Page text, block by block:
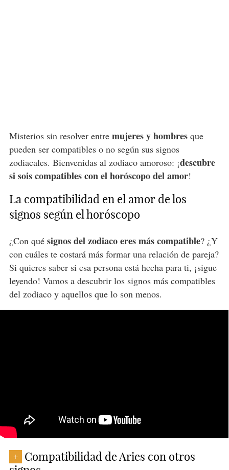
Misterios sin resolver entre mujeres y hombresque
pueden ser compatibles o no según sus signos
zodiacales. Bienvenidas al zodiaco amoroso: ¡descubre
si sois compatibles con el horóscopo del amor!
La compatibilidad en el amor de los
signos según el horóscopo
¿Con qué signos del zodiaco eres más compatible? ¿Y
con cuáles te costará más formar una relación de pareja?
Si quieres saber si esa persona está hecha para ti, ¡sigue
leyendo! Vamos a descubrir los signos más compatibles
del zodiaco y aquellos que lo son menos.
+
Compatibilidad de Aries con otros